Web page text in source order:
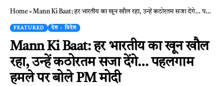
Home» Mann Ki Baat: हर भारतीय का खून खौल रहा, उन्हें कठोरतम सजा देंगे… पहलगाम हमले पर बोले PM मोदी
FEATURED देश - विदेश
Mann Ki Baat: हर भारतीय का खून खौल
रहा, उन्हें कठोरतम सजा देंगे… पहलगाम
हमले पर बोले PM मोदी